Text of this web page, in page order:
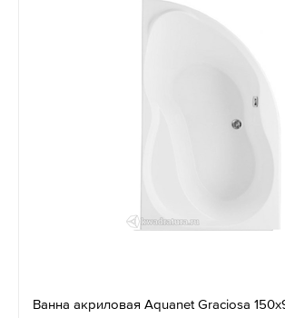
Ванна акриловая Aquanet Graciosa